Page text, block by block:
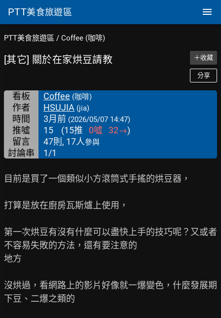
PTT美食旅遊區
PTT美食旅遊區 / Coffee (咖啡)
[其它] 關於在家烘豆請教 ＋收藏
分享
看板 Coffee (咖啡)
作者 HSUJIA (jia)
時間 3月前 (2026/05/07 14:47)
推噓 15 (15推 0噓 32→)
留言
47則, 17人參與
討論串 1/1
目前是買了一個類似小方滾筒式手搖的烘豆器，
打算是放在廚房瓦斯爐上使用，
第一次烘豆有沒有什麼可以盡快上手的技巧呢？又或者
不容易失敗的方法，還有要注意的
地方
沒烘過，看網路上的影片好像就一爆變色，什麼發展期
下豆、二爆之類的